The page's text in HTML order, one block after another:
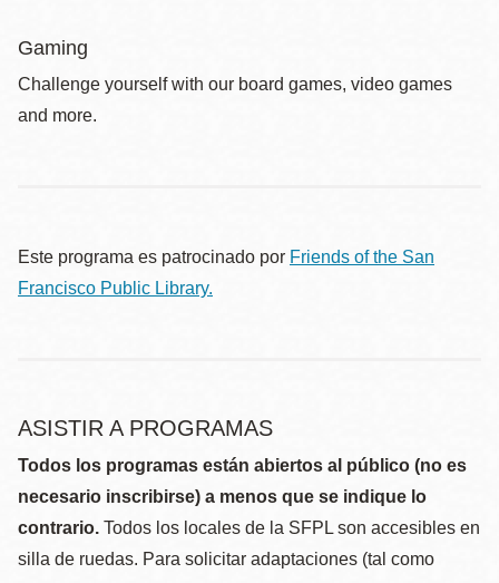
Gaming
Challenge yourself with our board games, video games
and more.
Este programa es patrocinado por Friends of the San
Francisco Public Library.
ASISTIR A PROGRAMAS
Todos los programas están abiertos al público (no es
necesario inscribirse) a menos que se indique lo
contrario. Todos los locales de la SFPL son accesibles en
silla de ruedas. Para solicitar adaptaciones (tal como